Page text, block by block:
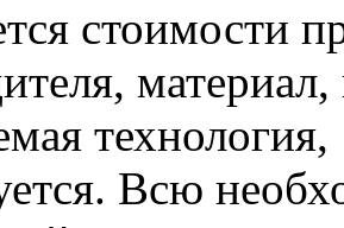
стоимости
Всю